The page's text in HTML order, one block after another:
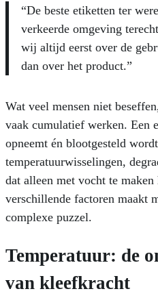
“De beste etiketten ter
verkeerde omgeving
wij altijd eerst over de
dan over het product.”
Wat veel mensen niet
vaak cumulatief werken. Een
opneemt én blootgesteld
temperatuurwisselingen,
dat alleen met vocht te
verschillende factoren maakt
complexe puzzel.
Temperatuur: de
van kleefkracht